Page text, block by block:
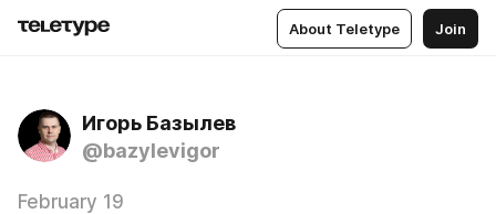
About Teletype Join
Игорь Базылев
@bazylevigor
February 19